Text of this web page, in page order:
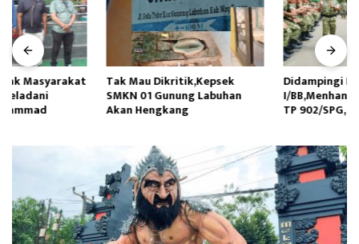
Tak Mau Dikritik,Kepsek
SMKN 01 Gunung Labuhan
Akan Hengkang
Didampingi Kasdam
I/BB,Menhan RI Kunjungi Yonif
TP 902/SPG, Tinjau Fasilitas